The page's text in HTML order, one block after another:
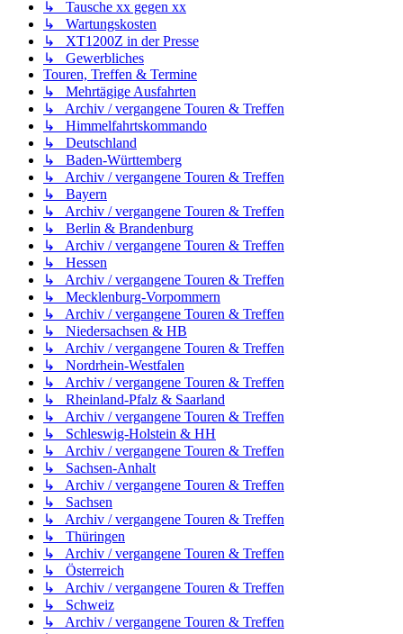
↳ Tausche xx gegen xx
↳ Wartungskosten
↳ XT1200Z in der Presse
↳ Gewerbliches
Touren, Treffen & Termine
↳ Mehrtägige Ausfahrten
↳ Archiv / vergangene Touren & Treffen
↳ Himmelfahrtskommando
↳ Deutschland
↳ Baden-Württemberg
↳ Archiv / vergangene Touren & Treffen
↳ Bayern
↳ Archiv / vergangene Touren & Treffen
↳ Berlin & Brandenburg
↳ Archiv / vergangene Touren & Treffen
↳ Hessen
↳ Archiv / vergangene Touren & Treffen
↳ Mecklenburg-Vorpommern
↳ Archiv / vergangene Touren & Treffen
↳ Niedersachsen & HB
↳ Archiv / vergangene Touren & Treffen
↳ Nordrhein-Westfalen
↳ Archiv / vergangene Touren & Treffen
↳ Rheinland-Pfalz & Saarland
↳ Archiv / vergangene Touren & Treffen
↳ Schleswig-Holstein & HH
↳ Archiv / vergangene Touren & Treffen
↳ Sachsen-Anhalt
↳ Archiv / vergangene Touren & Treffen
↳ Sachsen
↳ Archiv / vergangene Touren & Treffen
↳ Thüringen
↳ Archiv / vergangene Touren & Treffen
↳ Österreich
↳ Archiv / vergangene Touren & Treffen
↳ Schweiz
↳ Archiv / vergangene Touren & Treffen